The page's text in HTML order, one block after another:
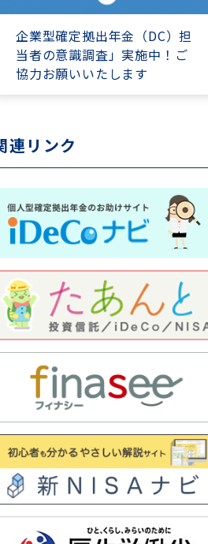
企業型確定拠出年金（DC）担
当者の意識調査」実施中！ご
協力お願いいたします
連リンク